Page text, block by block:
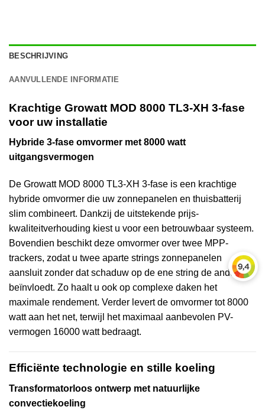
BESCHRIJVING
AANVULLENDE INFORMATIE
Krachtige Growatt MOD 8000 TL3-XH 3-fase
voor uw installatie
Hybride 3-fase omvormer met 8000 watt
uitgangsvermogen
De Growatt MOD 8000 TL3-XH 3-fase is een krachtige
hybride omvormer die uw zonnepanelen en thuisbatterij
slim combineert. Dankzij de uitstekende prijs-
kwaliteitverhouding kiest u voor een betrouwbaar systeem.
Bovendien beschikt deze omvormer over twee MPP-
trackers, zodat u twee aparte strings zonnepanelen
aansluit zonder dat schaduw op de ene string de andere
beïnvloedt. Zo haalt u ook op complexe daken het
maximale rendement. Verder levert de omvormer tot 8000
watt aan het net, terwijl het maximaal aanbevolen PV-
vermogen 16000 watt bedraagt.
Efficiënte technologie en stille koeling
Transformatorloos ontwerp met natuurlijke
convectiekoeling